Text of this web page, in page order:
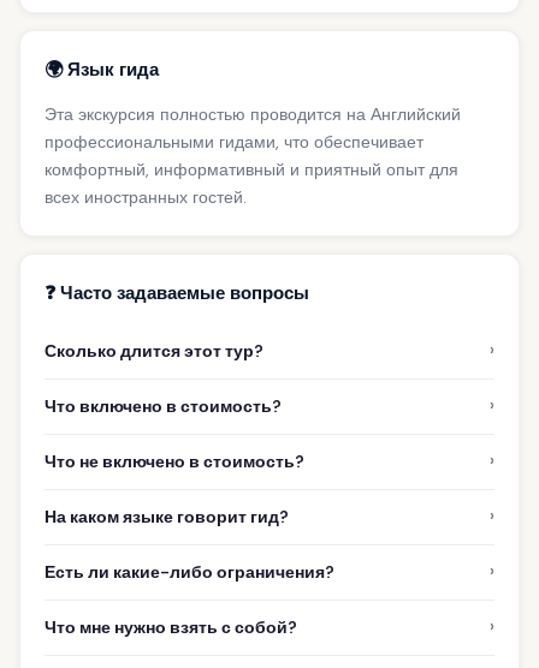
🌍 Язык гида
Эта экскурсия полностью проводится на Английский
профессиональными гидами, что обеспечивает
комфортный, информативный и приятный опыт для
всех иностранных гостей.
❓ Часто задаваемые вопросы
Сколько длится этот тур? ›
Что включено в стоимость? ›
Что не включено в стоимость? ›
На каком языке говорит гид? ›
Есть ли какие-либо ограничения? ›
Что мне нужно взять с собой? ›